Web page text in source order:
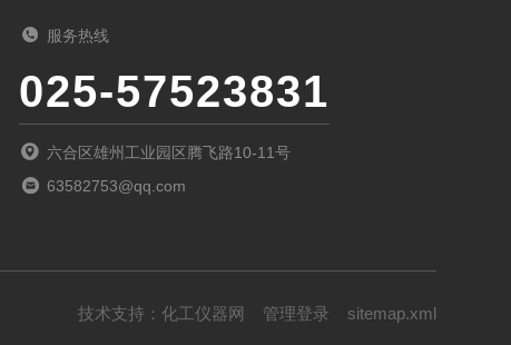
服务热线
025-57523831
六合区雄州工业园区腾飞路10-11号
63582753@qq.com
技术支持： 化工仪器网 管理登录 sitemap.xml